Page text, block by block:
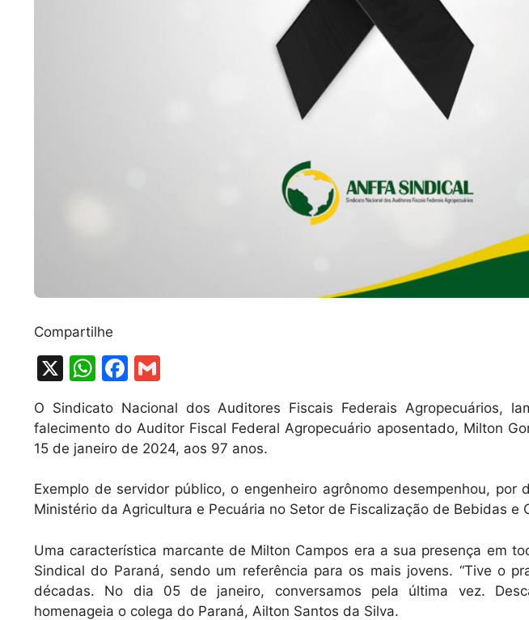
Compartilhe
X
W
at
s
p
p
F
a
c
e
o
o
k
m
ai
l
O Sindicato Nacional dos Auditores Fiscais Federais Agropecuários,
falecimento do Auditor Fiscal Federal Agropecuário aposentado, Milton
15 de janeiro de 2024, aos 97 anos.
Exemplo de servidor público, o engenheiro agrônomo desempenhou, por
Ministério da Agricultura e Pecuária no Setor de Fiscalização de Bebidas e
Uma característica marcante de Milton Campos era a sua presença em
Sindical do Paraná, sendo um referência para os mais jovens. “Tive o
décadas. No dia 05 de janeiro, conversamos pela última vez.
homenageia o colega do Paraná, Ailton Santos da Silva.